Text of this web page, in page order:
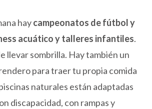
haycampeonatos de fútbol y
acuático y talleres infantiles.
llevar sombrilla. Hay también un
para traer tu propia comida
naturales están adaptadas
discapacidad, con rampas y